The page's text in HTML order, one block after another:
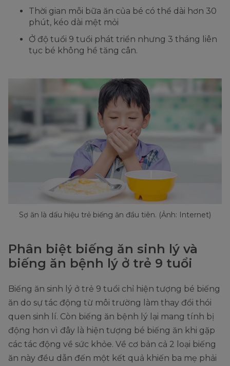
Thời gian mỗi bữa ăn của bé có thể dài hơn 30
phút, kéo dài mệt mỏi
Ở độ tuổi 9 tuổi phát triển nhưng 3 tháng liên
tục bé không hề tăng cân.
Sợ ăn là dấu hiệu trẻ biếng ăn đầu tiên. (Ảnh: Internet)
Phân biệt biếng ăn sinh lý và
biếng ăn bệnh lý ở trẻ 9 tuổi
Biếng ăn sinh lý ở trẻ 9 tuổi chỉ hiện tượng bé biếng
ăn do sự tác động từ môi trường làm thay đổi thói
quen sinh lí. Còn biếng ăn bệnh lý lại mang tính bị
động hơn vì đây là hiện tượng bé biếng ăn khi gặp
các tác động về sức khỏe. Về cơ bản cả 2 loại biếng
ăn này đều dẫn đến một kết quả khiến ba mẹ phải